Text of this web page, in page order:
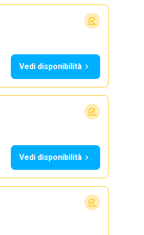
Vedi disponibilità
Vedi disponibilità